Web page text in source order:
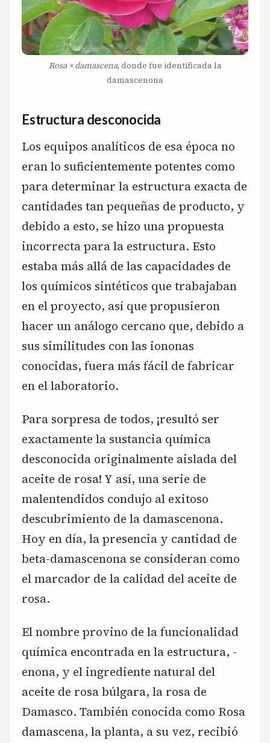
Rosa × damascena, donde fue identificada la
damascenona
Estructura desconocida
Los equipos analíticos de esa época no
eran lo suficientemente potentes como
para determinar la estructura exacta de
cantidades tan pequeñas de producto, y
debido a esto, se hizo una propuesta
incorrecta para la estructura. Esto
estaba más allá de las capacidades de
los químicos sintéticos que trabajaban
en el proyecto, así que propusieron
hacer un análogo cercano que, debido a
sus similitudes con las iononas
conocidas, fuera más fácil de fabricar
en el laboratorio.
Para sorpresa de todos, ¡resultó ser
exactamente la sustancia química
desconocida originalmente aislada del
aceite de rosa! Y así, una serie de
malentendidos condujo al exitoso
descubrimiento de la damascenona.
Hoy en día, la presencia y cantidad de
beta-damascenona se consideran como
el marcador de la calidad del aceite de
rosa.
El nombre provino de la funcionalidad
química encontrada en la estructura, -
enona, y el ingrediente natural del
aceite de rosa búlgara, la rosa de
Damasco. También conocida como Rosa
damascena, la planta, a su vez, recibió